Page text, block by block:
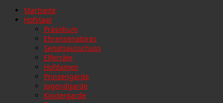
Zum
Inhalt
Startseite
Hofstaat
Präsidium
Ehrensenatores
Senatsausschuss
Elferräte
Hofdamen
Prinzengarde
Jugendgarde
Kindergarde